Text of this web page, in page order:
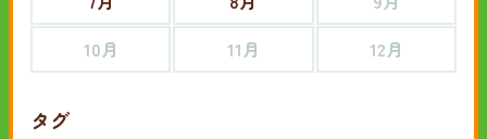
10月
11月 12月
タグ